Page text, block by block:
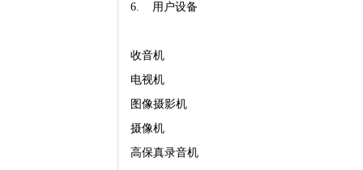
6. 用户设备
收音机
电视机
图像摄影机
摄像机
高保真录音机